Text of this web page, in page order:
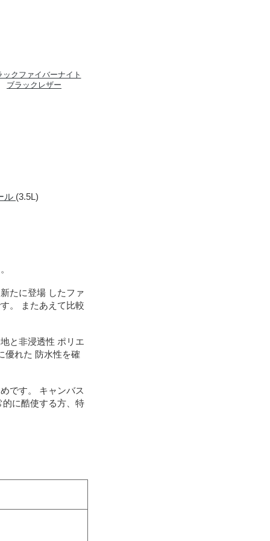
ックファイバーナイト
ブラックレザー
ル (3.5L)
たに登場 したファ
。 またあえて比較
と非浸透性 ポリエ
優れた 防水性を確
です。 キャンバス
に酷使する方、特